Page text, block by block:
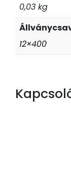
0,03 kg
12×400